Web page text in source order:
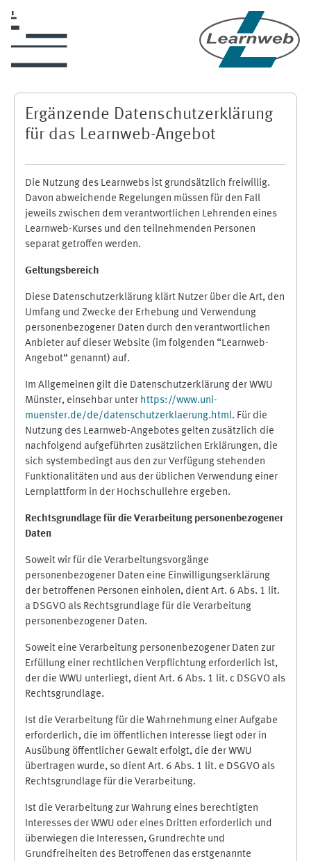
Ergänzende Datenschutzerklärung
für das Learnweb-Angebot
Die Nutzung des Learnwebs ist grundsätzlich freiwillig.
Davon abweichende Regelungen müssen für den Fall
jeweils zwischen dem verantwortlichen Lehrenden eines
Learnweb-Kurses und den teilnehmenden Personen
separat getroffen werden.
Geltungsbereich
Diese Datenschutzerklärung klärt Nutzer über die Art, den
Umfang und Zwecke der Erhebung und Verwendung
personenbezogener Daten durch den verantwortlichen
Anbieter auf dieser Website (im folgenden “Learnweb-
Angebot” genannt) auf.
Im Allgemeinen gilt die Datenschutzerklärung der WWU
Münster, einsehbar unter https://www.uni-
muenster.de/de/datenschutzerklaerung.html. Für die
Nutzung des Learnweb-Angebotes gelten zusätzlich die
nachfolgend aufgeführten zusätzlichen Erklärungen, die
sich systembedingt aus den zur Verfügung stehenden
Funktionalitäten und aus der üblichen Verwendung einer
Lernplattform in der Hochschullehre ergeben.
Rechtsgrundlage für die Verarbeitung personenbezogener
Daten
Soweit wir für die Verarbeitungsvorgänge
personenbezogener Daten eine Einwilligungserklärung
der betroffenen Personen einholen, dient Art. 6 Abs. 1 lit.
a DSGVO als Rechtsgrundlage für die Verarbeitung
personenbezogener Daten.
Soweit eine Verarbeitung personenbezogener Daten zur
Erfüllung einer rechtlichen Verpflichtung erforderlich ist,
der die WWU unterliegt, dient Art. 6 Abs. 1 lit. c DSGVO als
Rechtsgrundlage.
Ist die Verarbeitung für die Wahrnehmung einer Aufgabe
erforderlich, die im öffentlichen Interesse liegt oder in
Ausübung öffentlicher Gewalt erfolgt, die der WWU
übertragen wurde, so dient Art. 6 Abs. 1 lit. e DSGVO als
Rechtsgrundlage für die Verarbeitung.
Ist die Verarbeitung zur Wahrung eines berechtigten
Interesses der WWU oder eines Dritten erforderlich und
überwiegen die Interessen, Grundrechte und
Grundfreiheiten des Betroffenen das erstgenannte